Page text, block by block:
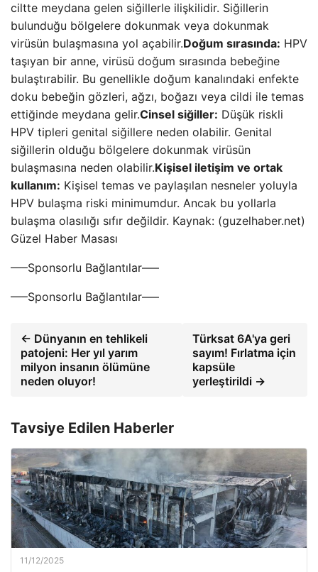
ciltte meydana gelen siğillerle ilişkilidir. Siğillerin
bulunduğu bölgelere dokunmak veya dokunmak
virüsün bulaşmasına yol açabilir.Doğum sırasında: HPV
taşıyan bir anne, virüsü doğum sırasında bebeğine
bulaştırabilir. Bu genellikle doğum kanalındaki enfekte
doku bebeğin gözleri, ağzı, boğazı veya cildi ile temas
ettiğinde meydana gelir.Cinsel siğiller: Düşük riskli
HPV tipleri genital siğillere neden olabilir. Genital
siğillerin olduğu bölgelere dokunmak virüsün
bulaşmasına neden olabilir.Kişisel iletişim ve ortak
kullanım: Kişisel temas ve paylaşılan nesneler yoluyla
HPV bulaşma riski minimumdur. Ancak bu yollarla
bulaşma olasılığı sıfır değildir. Kaynak: (guzelhaber.net)
Güzel Haber Masası
—–Sponsorlu Bağlantılar—–
—–Sponsorlu Bağlantılar—–
← Dünyanın en tehlikeli
patojeni: Her yıl yarım
milyon insanın ölümüne
neden oluyor!
Türksat 6A'ya geri
sayım! Fırlatma için
kapsüle
yerleştirildi →
Tavsiye Edilen Haberler
11/12/2025